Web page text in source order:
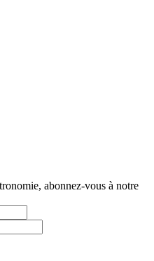
abonnez-vous à notre